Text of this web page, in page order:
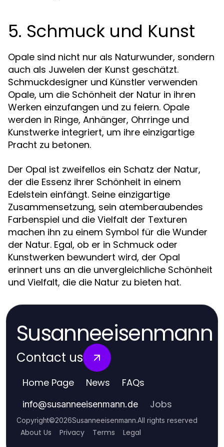
5. Schmuck und Kunst
Opale sind nicht nur als Naturwunder, sondern
auch als Juwelen der Kunst geschätzt.
Schmuckdesigner und Künstler verwenden
Opale, um die Schönheit der Natur in ihren
Werken einzufangen und zu feiern. Opale
werden in Ringe, Anhänger, Ohrringe und
Kunstwerke integriert, um ihre einzigartige
Pracht zu betonen.
Der Opal ist zweifellos ein Schatz der Natur,
der die Essenz ihrer Schönheit in einem
Edelstein einfängt. Seine einzigartige
Zusammensetzung, sein atemberaubendes
Farbenspiel und die Vielfalt der Texturen
machen ihn zu einem Symbol für die Wunder
der Natur. Egal, ob er in Schmuck oder
Kunstwerken bewundert wird, der Opal
erinnert uns an die unvergleichliche Schönheit
und Vielfalt, die die Natur zu bieten hat.
Susanneeisenmann
Contact us
Home Page News FAQs
info@susanneeisenmann.de Jobs
Copyright©2026Susanneeisenmann.All rights reserved
About Us Privacy Terms Legal